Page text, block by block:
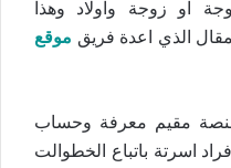
او زوجة واولاد وهذا
الذي اعدة فريق موقع
مقيم معرفة وحساب
اسرتة باتباع الخطوالت